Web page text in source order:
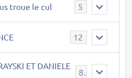
troue le cul 5
12
ET DANIELE
8